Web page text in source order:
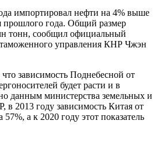
импортировал нефти на 4% выше
прошлого года. Общий размер
тонн, сообщил официальный
таможенного управления КНР Чжэн
зависимость Поднебесной от
будет расти и в
данным министерства земельных и
в 2013 году зависимость Китая от
а к 2020 году этот показатель